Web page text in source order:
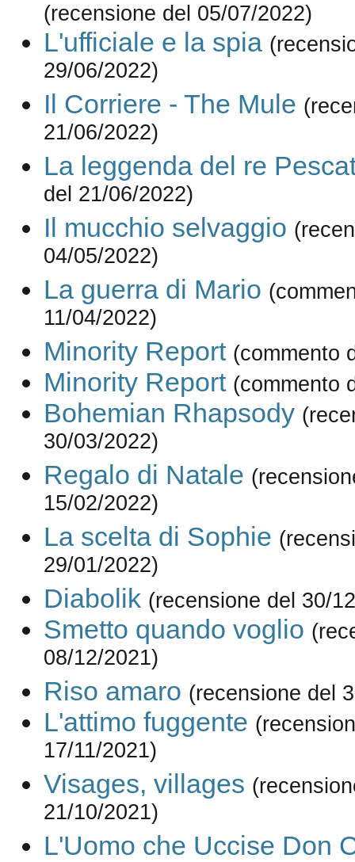
(recensione del 05/07/2022)
L'ufficiale e la spia
29/06/2022)
Il Corriere - The Mule
21/06/2022)
La leggenda del re
del 21/06/2022)
Il mucchio selvaggio
04/05/2022)
La guerra di Mario
11/04/2022)
Minority Report (commento
Minority Report (commento
Bohemian Rhapsody
30/03/2022)
Regalo di Natale
15/02/2022)
La scelta di Sophie
29/01/2022)
Diabolik (recensione del 30/
Smetto quando voglio
08/12/2021)
Riso amaro (recensione del
L'attimo fuggente
17/11/2021)
Visages, villages
21/10/2021)
L'Uomo che Uccise Don